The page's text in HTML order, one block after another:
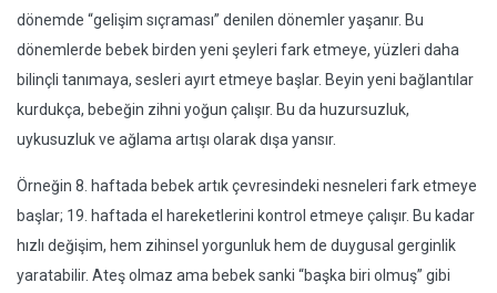
dönemde “gelişim sıçraması” denilen dönemler yaşanır. Bu
dönemlerde bebek birden yeni şeyleri fark etmeye, yüzleri daha
bilinçli tanımaya, sesleri ayırt etmeye başlar. Beyin yeni bağlantılar
kurdukça, bebeğin zihni yoğun çalışır. Bu da huzursuzluk,
uykusuzluk ve ağlama artışı olarak dışa yansır.
Örneğin 8. haftada bebek artık çevresindeki nesneleri fark etmeye
başlar; 19. haftada el hareketlerini kontrol etmeye çalışır. Bu kadar
hızlı değişim, hem zihinsel yorgunluk hem de duygusal gerginlik
yaratabilir. Ateş olmaz ama bebek sanki “başka biri olmuş” gibi